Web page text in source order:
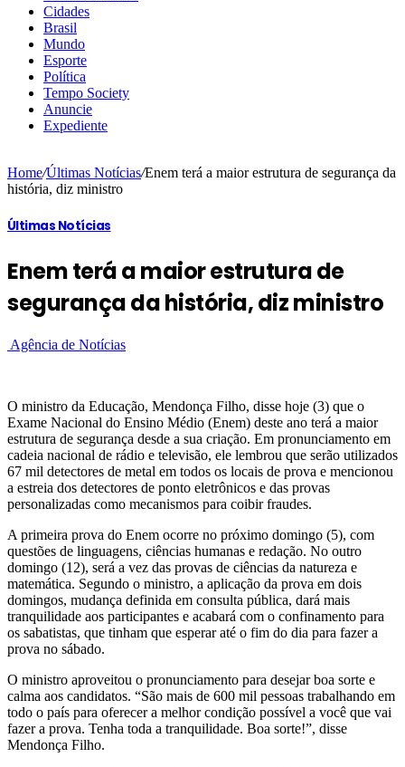
Cidades
Brasil
Mundo
Esporte
Política
Tempo Society
Anuncie
Expediente
Home/Últimas Notícias/Enem terá a maior estrutura de segurança da
história, diz ministro
Últimas Notícias
Enem terá a maior estrutura de
segurança da história, diz ministro
Agência de Notícias
O ministro da Educação, Mendonça Filho, disse hoje (3) que o
Exame Nacional do Ensino Médio (Enem) deste ano terá a maior
estrutura de segurança desde a sua criação. Em pronunciamento em
cadeia nacional de rádio e televisão, ele lembrou que serão utilizados
67 mil detectores de metal em todos os locais de prova e mencionou
a estreia dos detectores de ponto eletrônicos e das provas
personalizadas como mecanismos para coibir fraudes.
A primeira prova do Enem ocorre no próximo domingo (5), com
questões de linguagens, ciências humanas e redação. No outro
domingo (12), será a vez das provas de ciências da natureza e
matemática. Segundo o ministro, a aplicação da prova em dois
domingos, mudança definida em consulta pública, dará mais
tranquilidade aos participantes e acabará com o confinamento para
os sabatistas, que tinham que esperar até o fim do dia para fazer a
prova no sábado.
O ministro aproveitou o pronunciamento para desejar boa sorte e
calma aos candidatos. “São mais de 600 mil pessoas trabalhando em
todo o país para oferecer a melhor condição possível a você que vai
fazer a prova. Tenha toda a tranquilidade. Boa sorte!”, disse
Mendonça Filho.